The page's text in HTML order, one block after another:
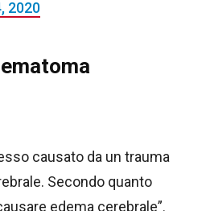
2020
causato da un trauma
Secondo quanto
edema cerebrale”.